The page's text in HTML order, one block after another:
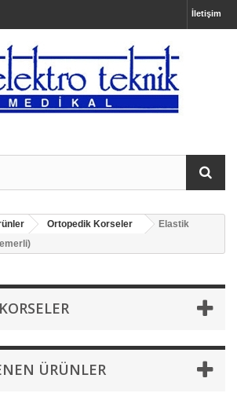
İletişim
Ortopedik Korseler
Elastik
ÜRÜNLER